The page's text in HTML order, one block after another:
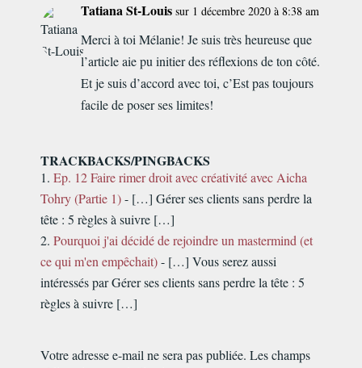
Tatiana St-Louis sur 1 décembre 2020 à 8:38 am
Merci à toi Mélanie! Je suis très heureuse que
l’article aie pu initier des réflexions de ton côté.
Et je suis d’accord avec toi, c’Est pas toujours
facile de poser ses limites!
TRACKBACKS/PINGBACKS
Ep. 12 Faire rimer droit avec créativité avec Aicha
Tohry (Partie 1)- […] Gérer ses clients sans perdre la
tête : 5 règles à suivre […]
Pourquoi j'ai décidé de rejoindre un mastermind (et
ce qui m'en empêchait)- […] Vous serez aussi
intéressés par Gérer ses clients sans perdre la tête : 5
règles à suivre […]
Votre adresse e-mail ne sera pas publiée. Les champs